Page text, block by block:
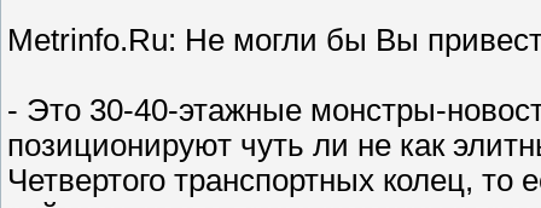
Metrinfo.Ru: Не могли бы Вы
- Это 30-40-этажные монстры-
позиционируют чуть ли не как
Четвертого транспортных колец,